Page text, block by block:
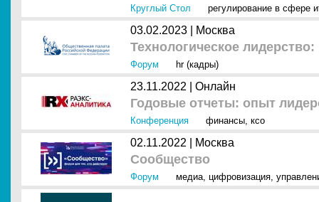
Круглый Стол регулирование в сфере
03.02.2023 | Москва
Технологическое
Форум hr (кадры)
23.11.2022 | Онлайн
Годовые отчеты: опыт
Конференция финансы, ксо
02.11.2022 | Москва
Сообщество
Форум медиа, цифровизация,